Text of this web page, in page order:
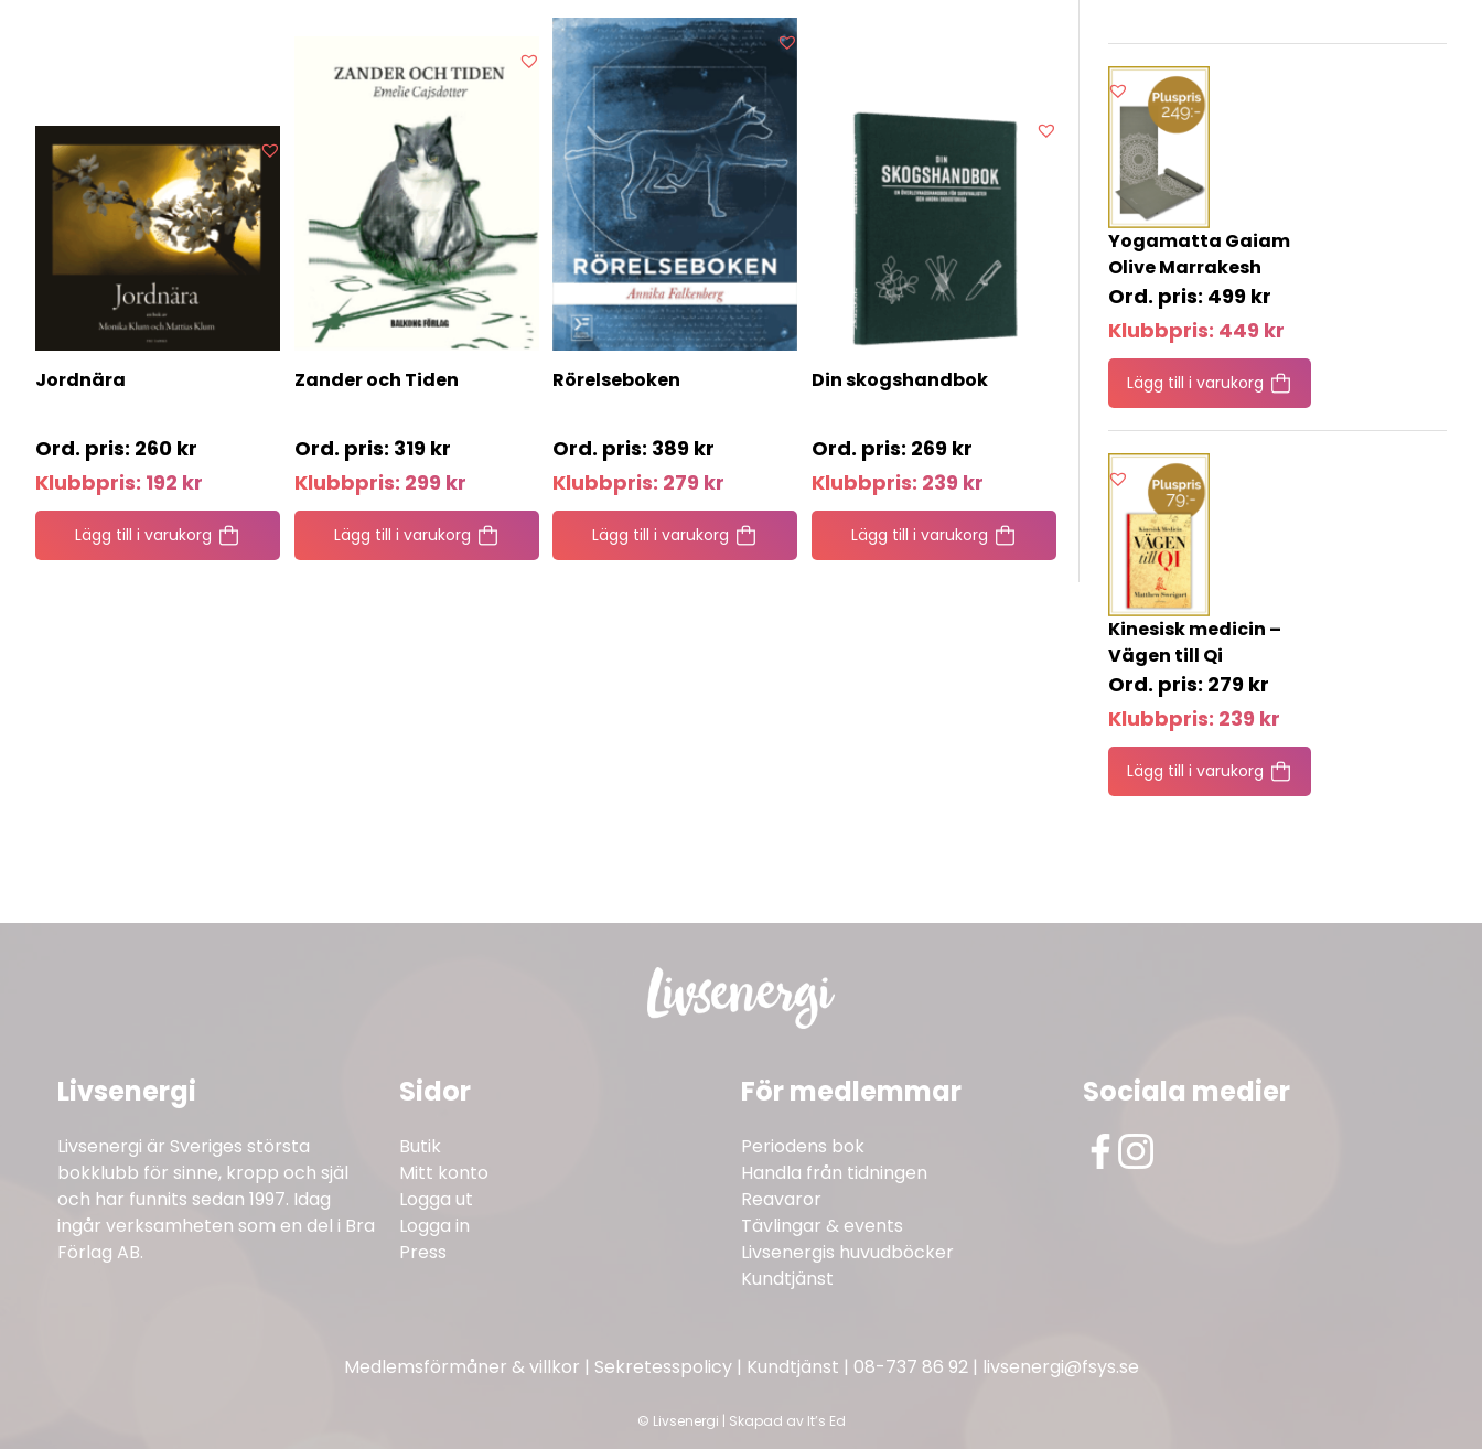
Jordnära
260 kr
Klubbpris: 192 kr
Lägg till i varukorg
Zander och Tiden
319 kr
Klubbpris: 299 kr
Lägg till i varukorg
Rörelseboken
389 kr
Klubbpris: 279 kr
Lägg till i varukorg
Din skogshandbok
269 kr
Klubbpris: 239 kr
Lägg till i varukorg
Yogamatta Gaiam
Olive Marrakesh
499 kr
Klubbpris: 449 kr
Lägg till i varukorg
Kinesisk medicin –
Vägen till Qi
279 kr
Klubbpris: 239 kr
Lägg till i varukorg
Livsenergi
Livsenergi är Sveriges största
bokklubb för sinne, kropp och själ
och har funnits sedan 1997. Idag
ingår verksamheten som en del i Bra
Förlag AB.
Sidor
Butik
Mitt konto
Logga ut
Logga in
Press
För medlemmar
Periodens bok
Handla från tidningen
Reavaror
Tävlingar & events
Livsenergis huvudböcker
Kundtjänst
Sociala medier
Medlemsförmåner & villkor | Sekretesspolicy| Kundtjänst | 08-737 86 92| livsenergi@fsys.se
© Livsenergi | Skapad av It’s Ed